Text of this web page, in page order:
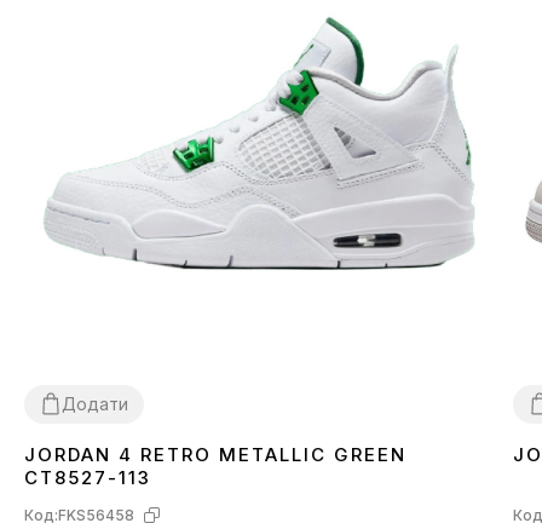
Додати
36373839404144 45
JORDAN 4 RETRO METALLIC GREEN
CT8527-113
Код:FKS56458